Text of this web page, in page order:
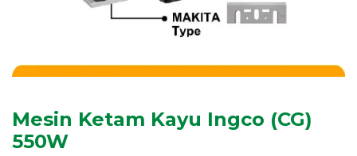
Mesin Ketam Kayu Ingco (CG)
550W